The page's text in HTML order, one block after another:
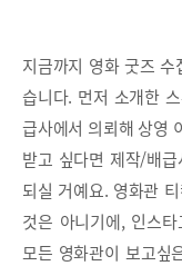
지금까지 영화 굿즈
습니다. 먼저 소개한
급사에서 의뢰해 상영
받고 싶다면 제작/배
되실 거예요. 영화관
것은 아니기에, 인스
모든 영화관이 보고싶